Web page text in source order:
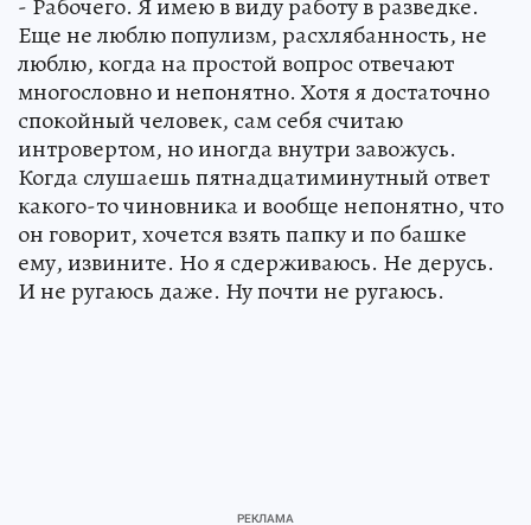
- Рабочего. Я имею в виду работу в разведке.
Еще не люблю популизм, расхлябанность, не
люблю, когда на простой вопрос отвечают
многословно и непонятно. Хотя я достаточно
спокойный человек, сам себя считаю
интровертом, но иногда внутри завожусь.
Когда слушаешь пятнадцатиминутный ответ
какого-то чиновника и вообще непонятно, что
он говорит, хочется взять папку и по башке
ему, извините. Но я сдерживаюсь. Не дерусь.
И не ругаюсь даже. Ну почти не ругаюсь.